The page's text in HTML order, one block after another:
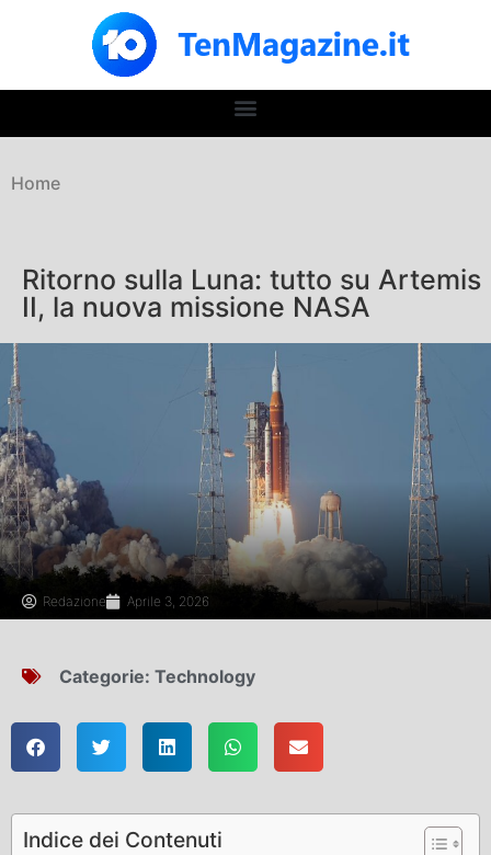
Home
Ritorno sulla Luna: tutto su Artemis
II, la nuova missione NASA
Redazione Aprile 3, 2026
Categorie: Technology
Indice dei Contenuti